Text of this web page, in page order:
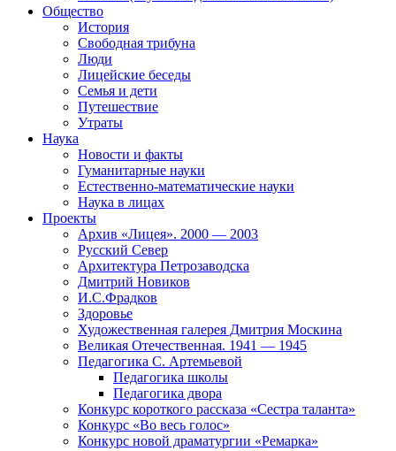
Общество
История
Свободная трибуна
Люди
Лицейские беседы
Семья и дети
Путешествие
Утраты
Наука
Новости и факты
Гуманитарные науки
Естественно-математические науки
Наука в лицах
Проекты
Архив «Лицея». 2000 — 2003
Русский Север
Архитектура Петрозаводска
Дмитрий Новиков
И.С.Фрадков
Здоровье
Художественная галерея Дмитрия Москина
Великая Отечественная. 1941 — 1945
Педагогика С. Артемьевой
Педагогика школы
Педагогика двора
Конкурс короткого рассказа «Сестра таланта»
Конкурс «Во весь голос»
Конкурс новой драматургии «Ремарка»